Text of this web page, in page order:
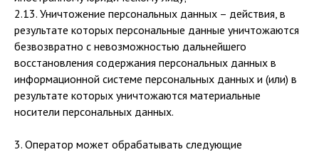
2.13. Уничтожение персональных данных – действия, в
результате которых персональные данные уничтожаются
безвозвратно с невозможностью дальнейшего
восстановления содержания персональных данных в
информационной системе персональных данных и (или) в
результате которых уничтожаются материальные
носители персональных данных.
3. Оператор может обрабатывать следующие